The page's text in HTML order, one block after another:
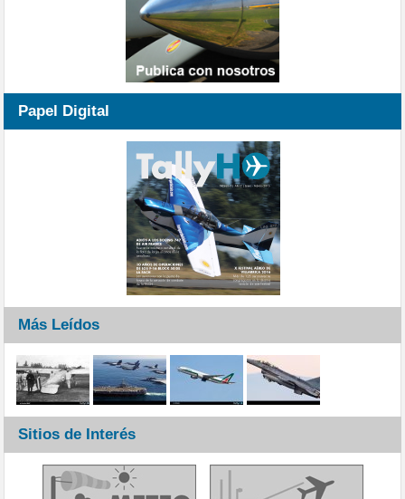
Papel Digital
Más Leídos
Sitios de Interés